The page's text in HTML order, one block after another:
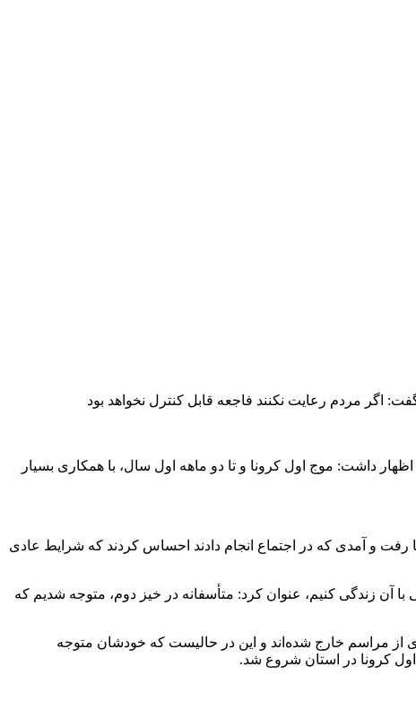
داشت: موج اول کرونا و تا دو ماهه اول سال، با همکاری بسیار
رفت و آمدی که در اجتماع انجام دادند احساس کردند که شرایط عادی
با آن زندگی کنیم، عنوان کرد: متأسفانه در خیز دوم، متوجه شدیم که
گرفته از هر برنامه عزا و عروسی به طور متوسط بین ۴۰ تا ۵۰ نفر آلوده به این بیماری از مراسم خارج شده‌اند و این در حالیست که خودشان متوجه
کرونا در استان شروع شد.